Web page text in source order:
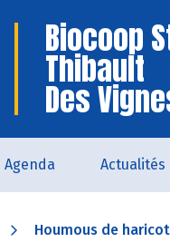
Biocoop
Thibault
Des
Agenda Actualités
Houmous de